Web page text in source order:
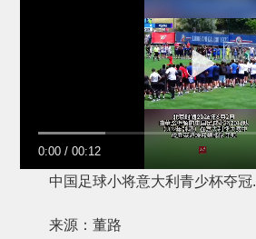
0:00 /00:12
中国足球小将意大利青少杯夺冠.
来源：董路